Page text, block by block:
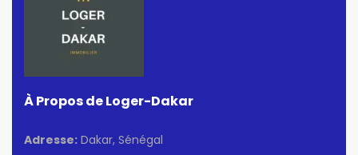
À Propos de Loger-Dakar
Adresse: Dakar, Sénégal